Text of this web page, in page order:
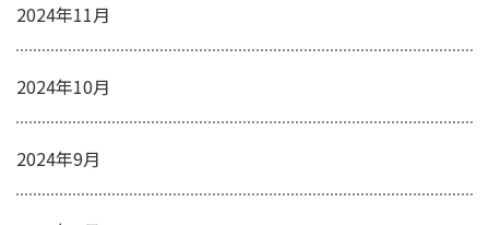
2024年11月
2024年10月
2024年9月